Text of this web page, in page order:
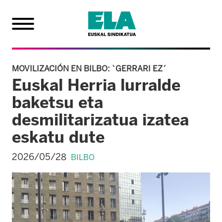
MOVILIZACIÓN EN BILBO: `GERRARI EZ´
Euskal Herria lurralde
baketsu eta
desmilitarizatua izatea
eskatu dute
2026/05/28 BILBO